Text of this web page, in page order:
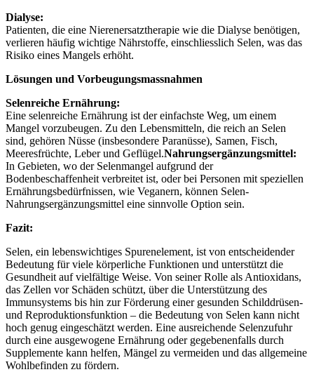
Dialyse:
Patienten, die eine Nierenersatztherapie wie die Dialyse benötigen,
verlieren häufig wichtige Nährstoffe, einschliesslich Selen, was das
Risiko eines Mangels erhöht.
Lösungen und Vorbeugungsmassnahmen
Selenreiche Ernährung:
Eine selenreiche Ernährung ist der einfachste Weg, um einem
Mangel vorzubeugen. Zu den Lebensmitteln, die reich an Selen
sind, gehören Nüsse (insbesondere Paranüsse), Samen, Fisch,
Meeresfrüchte, Leber und Geflügel.Nahrungsergänzungsmittel:
In Gebieten, wo der Selenmangel aufgrund der
Bodenbeschaffenheit verbreitet ist, oder bei Personen mit speziellen
Ernährungsbedürfnissen, wie Veganern, können Selen-
Nahrungsergänzungsmittel eine sinnvolle Option sein.
Fazit:
Selen, ein lebenswichtiges Spurenelement, ist von entscheidender
Bedeutung für viele körperliche Funktionen und unterstützt die
Gesundheit auf vielfältige Weise. Von seiner Rolle als Antioxidans,
das Zellen vor Schäden schützt, über die Unterstützung des
Immunsystems bis hin zur Förderung einer gesunden Schilddrüsen-
und Reproduktionsfunktion – die Bedeutung von Selen kann nicht
hoch genug eingeschätzt werden. Eine ausreichende Selenzufuhr
durch eine ausgewogene Ernährung oder gegebenenfalls durch
Supplemente kann helfen, Mängel zu vermeiden und das allgemeine
Wohlbefinden zu fördern.